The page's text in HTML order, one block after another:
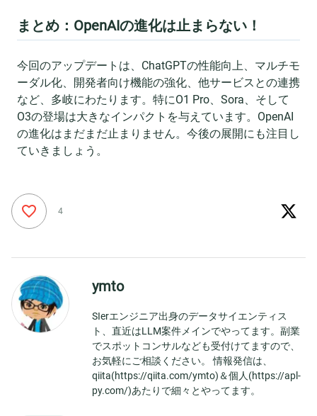
まとめ：OpenAIの進化は止まらない！
今回のアップデートは、ChatGPTの性能向上、マルチモ
ーダル化、開発者向け機能の強化、他サービスとの連携
など、多岐にわたります。特にO1 Pro、Sora、そして
O3の登場は大きなインパクトを与えています。OpenAI
の進化はまだまだ止まりません。今後の展開にも注目し
ていきましょう。
4
ymto
SIerエンジニア出身のデータサイエンティス
ト、直近はLLM案件メインでやってます。副業
でスポットコンサルなども受付けてますので、
お気軽にご相談ください。 情報発信は、
qiita(https://qiita.com/ymto)＆個人(https://apl-
py.com/)あたりで細々とやってます。